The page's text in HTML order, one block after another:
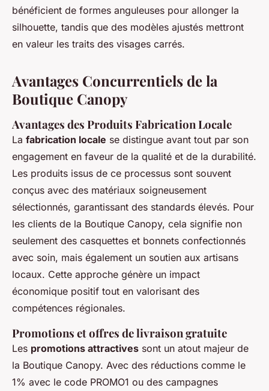
bénéficient de formes anguleuses pour allonger la
silhouette, tandis que des modèles ajustés mettront
en valeur les traits des visages carrés.
Avantages Concurrentiels de la
Boutique Canopy
Avantages des Produits Fabrication Locale
La fabrication locale se distingue avant tout par son
engagement en faveur de la qualité et de la durabilité.
Les produits issus de ce processus sont souvent
conçus avec des matériaux soigneusement
sélectionnés, garantissant des standards élevés. Pour
les clients de la Boutique Canopy, cela signifie non
seulement des casquettes et bonnets confectionnés
avec soin, mais également un soutien aux artisans
locaux. Cette approche génère un impact
économique positif tout en valorisant des
compétences régionales.
Promotions et offres de livraison gratuite
Les promotions attractives sont un atout majeur de
la Boutique Canopy. Avec des réductions comme le
1% avec le code PROMO1 ou des campagnes